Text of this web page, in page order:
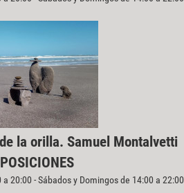
la orilla. Samuel Montalvetti
20:00 - Sábados y Domingos de 14:00 a 22:00